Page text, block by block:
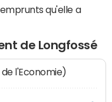
qu'elle a
de Longfossé
l'Economie)